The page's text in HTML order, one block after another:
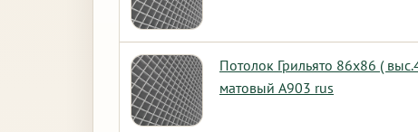
Потолок Грильято 86х86 (
матовый А903 rus